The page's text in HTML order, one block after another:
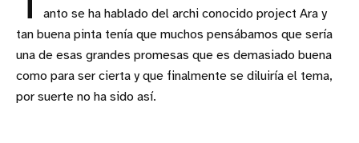
anto se ha hablado del archi conocido project Ara y
tan buena pinta tenía que muchos pensábamos que sería
una de esas grandes promesas que es demasiado buena
como para ser cierta y que finalmente se diluiría el tema,
por suerte no ha sido así.